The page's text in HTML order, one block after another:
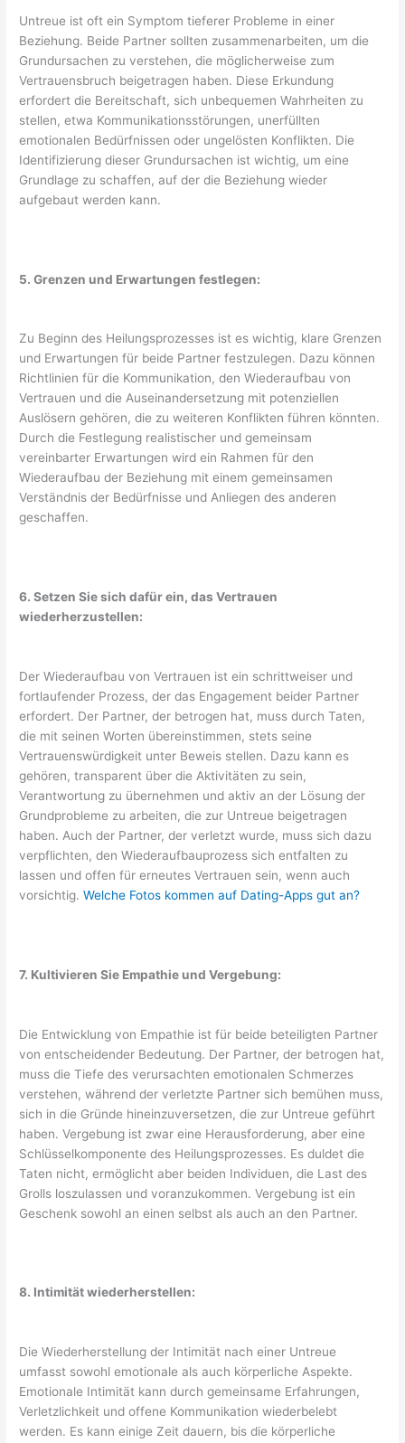
Untreue ist oft ein Symptom tieferer Probleme in einer
Beziehung. Beide Partner sollten zusammenarbeiten, um die
Grundursachen zu verstehen, die möglicherweise zum
Vertrauensbruch beigetragen haben. Diese Erkundung
erfordert die Bereitschaft, sich unbequemen Wahrheiten zu
stellen, etwa Kommunikationsstörungen, unerfüllten
emotionalen Bedürfnissen oder ungelösten Konflikten. Die
Identifizierung dieser Grundursachen ist wichtig, um eine
Grundlage zu schaffen, auf der die Beziehung wieder
aufgebaut werden kann.
5. Grenzen und Erwartungen festlegen:
Zu Beginn des Heilungsprozesses ist es wichtig, klare Grenzen
und Erwartungen für beide Partner festzulegen. Dazu können
Richtlinien für die Kommunikation, den Wiederaufbau von
Vertrauen und die Auseinandersetzung mit potenziellen
Auslösern gehören, die zu weiteren Konflikten führen könnten.
Durch die Festlegung realistischer und gemeinsam
vereinbarter Erwartungen wird ein Rahmen für den
Wiederaufbau der Beziehung mit einem gemeinsamen
Verständnis der Bedürfnisse und Anliegen des anderen
geschaffen.
6. Setzen Sie sich dafür ein, das Vertrauen
wiederherzustellen:
Der Wiederaufbau von Vertrauen ist ein schrittweiser und
fortlaufender Prozess, der das Engagement beider Partner
erfordert. Der Partner, der betrogen hat, muss durch Taten,
die mit seinen Worten übereinstimmen, stets seine
Vertrauenswürdigkeit unter Beweis stellen. Dazu kann es
gehören, transparent über die Aktivitäten zu sein,
Verantwortung zu übernehmen und aktiv an der Lösung der
Grundprobleme zu arbeiten, die zur Untreue beigetragen
haben. Auch der Partner, der verletzt wurde, muss sich dazu
verpflichten, den Wiederaufbauprozess sich entfalten zu
lassen und offen für erneutes Vertrauen sein, wenn auch
vorsichtig.Welche Fotos kommen auf Dating-Apps gut an?
7. Kultivieren Sie Empathie und Vergebung:
Die Entwicklung von Empathie ist für beide beteiligten Partner
von entscheidender Bedeutung. Der Partner, der betrogen hat,
muss die Tiefe des verursachten emotionalen Schmerzes
verstehen, während der verletzte Partner sich bemühen muss,
sich in die Gründe hineinzuversetzen, die zur Untreue geführt
haben. Vergebung ist zwar eine Herausforderung, aber eine
Schlüsselkomponente des Heilungsprozesses. Es duldet die
Taten nicht, ermöglicht aber beiden Individuen, die Last des
Grolls loszulassen und voranzukommen. Vergebung ist ein
Geschenk sowohl an einen selbst als auch an den Partner.
8. Intimität wiederherstellen:
Die Wiederherstellung der Intimität nach einer Untreue
umfasst sowohl emotionale als auch körperliche Aspekte.
Emotionale Intimität kann durch gemeinsame Erfahrungen,
Verletzlichkeit und offene Kommunikation wiederbelebt
werden. Es kann einige Zeit dauern, bis die körperliche